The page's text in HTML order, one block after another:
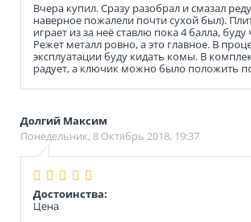
Вчера купил. Сразу разобрал и смазал
наверное пожалели почти сухой был).
играет из за неё ставлю пока 4 балла,
Режет металл ровно, а это главное. В
эксплуатации буду кидать комы. В
радует, а ключик можно было положить
Долгий Максим
Понедельник, 8 Октябрь 2018, 19:37
Достоинства:
Цена